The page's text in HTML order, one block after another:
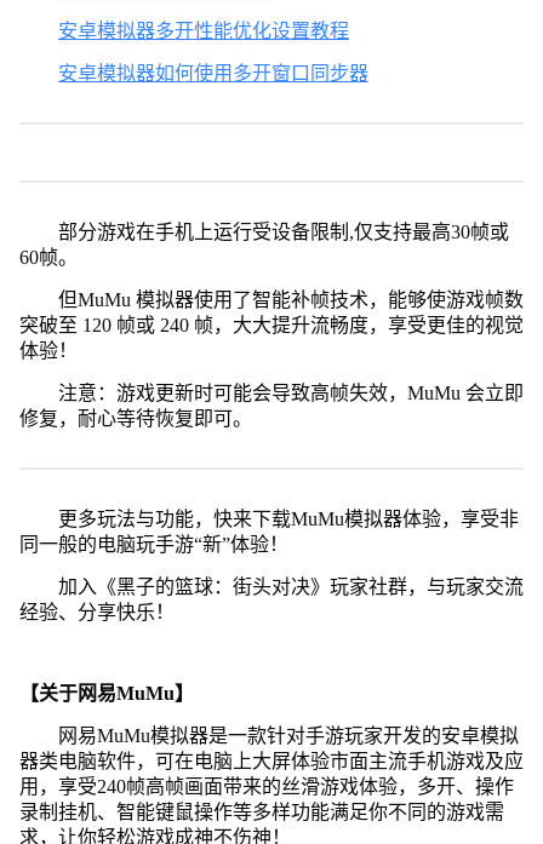
安卓模拟器多开性能优化设置教程
安卓模拟器如何使用多开窗口同步器
部分游戏在手机上运行受设备限制,仅支持最高30帧或
60帧。
但MuMu 模拟器使用了智能补帧技术，能够使游戏帧数
突破至 120 帧或 240 帧，大大提升流畅度，享受更佳的视觉
体验！
注意：游戏更新时可能会导致高帧失效，MuMu 会立即
修复，耐心等待恢复即可。
更多玩法与功能，快来下载MuMu模拟器体验，享受非
同一般的电脑玩手游“新”体验！
加入《黑子的篮球：街头对决》玩家社群，与玩家交流
经验、分享快乐！
【关于网易MuMu】
网易MuMu模拟器是一款针对手游玩家开发的安卓模拟
器类电脑软件，可在电脑上大屏体验市面主流手机游戏及应
用，享受240帧高帧画面带来的丝滑游戏体验，多开、操作
录制挂机、智能键鼠操作等多样功能满足你不同的游戏需
求，让你轻松游戏成神不伤神！